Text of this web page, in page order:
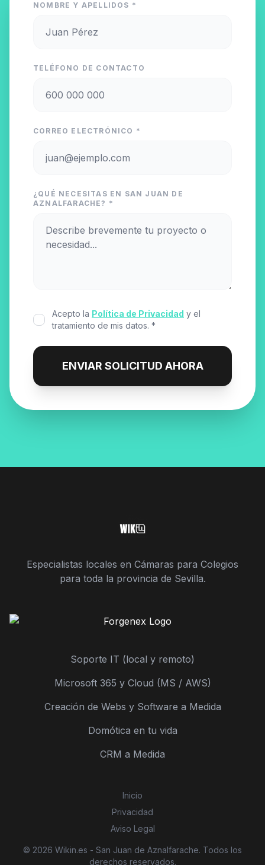
NOMBRE Y APELLIDOS *
TELÉFONO DE CONTACTO
CORREO ELECTRÓNICO *
¿QUÉ NECESITAS EN SAN JUAN DE
AZNALFARACHE? *
Acepto la Política de Privacidad y el
tratamiento de mis datos. *
ENVIAR SOLICITUD AHORA
Especialistas locales en Cámaras para Colegios
para toda la provincia de Sevilla.
Soporte IT (local y remoto)
Microsoft 365 y Cloud (MS / AWS)
Creación de Webs y Software a Medida
Domótica en tu vida
CRM a Medida
Inicio
Privacidad
Aviso Legal
© 2026 Wikin.es - San Juan de Aznalfarache. Todos los
derechos reservados.